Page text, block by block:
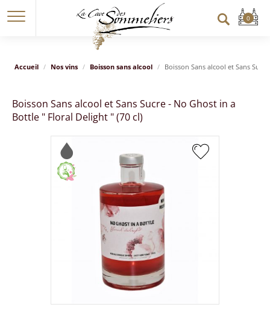
Accueil Nos vins Boisson sans alcool Boisson Sans alcool et Sans
Boisson Sans alcool et Sans Sucre - No Ghost in a
Bottle " Floral Delight " (70 cl)